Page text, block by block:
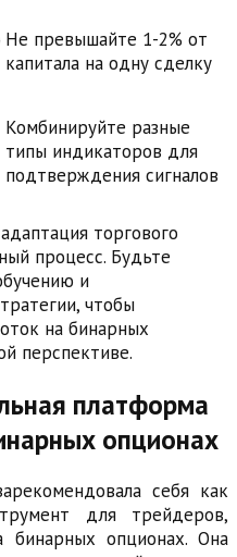
Не превышайте 1-2% от
капитала на одну сделку
Комбинируйте разные
типы индикаторов для
подтверждения сигналов
торгового
процесс. Будьте
и
чтобы
на бинарных
перспективе.
платформа
опционах
себя как
для трейдеров,
бинарных опционах. Она